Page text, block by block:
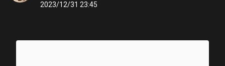
2023/12/31 23:45